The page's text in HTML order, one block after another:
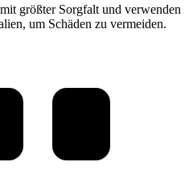
größter Sorgfalt und verwenden
um Schäden zu vermeiden.